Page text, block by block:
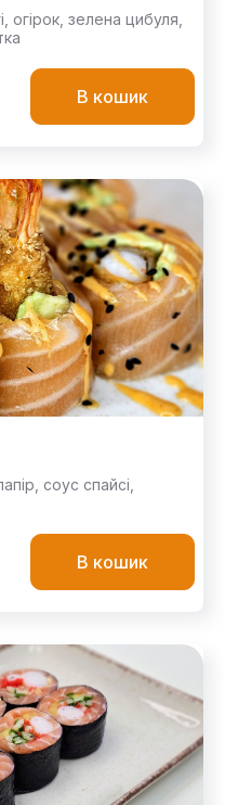
огірок, зелена цибуля,
В кошик
соус спайсі,
В кошик